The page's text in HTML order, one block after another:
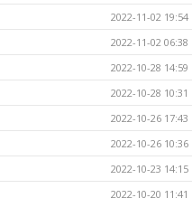
2022-11-02 19:54
2022-11-02 06:38
2022-10-28 14:59
2022-10-28 10:31
2022-10-26 17:43
2022-10-26 10:36
2022-10-23 14:15
2022-10-20 11:41